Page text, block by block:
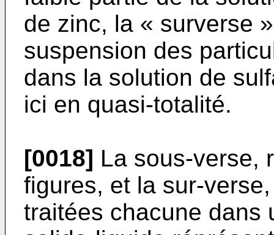
de zinc, la « surverse
suspension des
dans la solution de
ici en quasi-totalité.
[0018] La sous-verse,
figures, et la sur-
traitées chacune dans